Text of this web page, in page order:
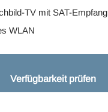
TV mit SAT-Empfang
WLAN
Verfügbarkeit prüfen